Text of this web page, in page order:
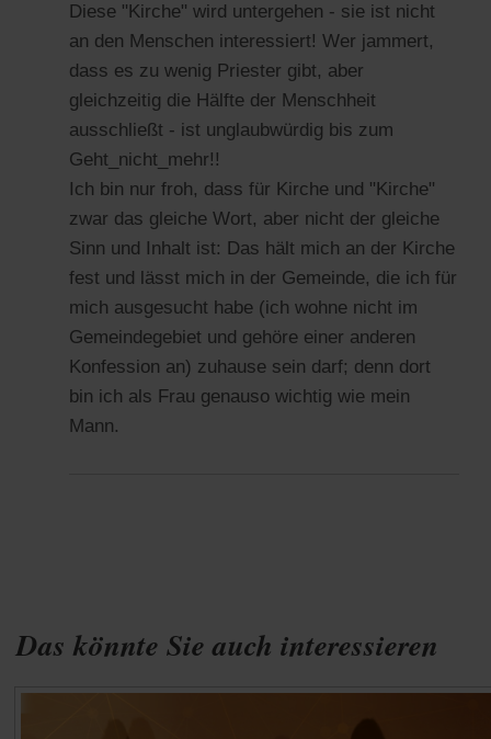
Das könnte Sie auch interessieren
Diese "Kirche" wird untergehen - sie ist nicht
an den Menschen interessiert! Wer jammert,
dass es zu wenig Priester gibt, aber
gleichzeitig die Hälfte der Menschheit
ausschließt - ist unglaubwürdig bis zum
Geht_nicht_mehr!!
Ich bin nur froh, dass für Kirche und "Kirche"
zwar das gleiche Wort, aber nicht der gleiche
Sinn und Inhalt ist: Das hält mich an der Kirche
fest und lässt mich in der Gemeinde, die ich für
mich ausgesucht habe (ich wohne nicht im
Gemeindegebiet und gehöre einer anderen
Konfession an) zuhause sein darf; denn dort
bin ich als Frau genauso wichtig wie mein
Mann.